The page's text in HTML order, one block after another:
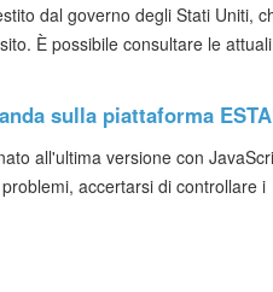
dal governo degli Stati Uniti,
È possibile consultare le attuali
sulla piattaforma
all'ultima versione con
accertarsi di controllare i